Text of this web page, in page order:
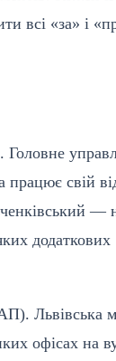
всі «за» і
свій
—
додаткових
Львівська
офісах на